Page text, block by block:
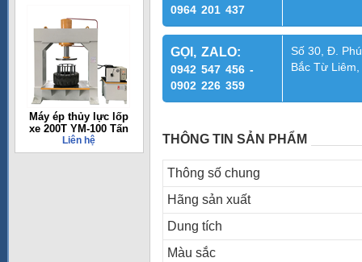
Máy ép thủy lực lốp
xe 200T YM-100 Tấn
Liên hệ
0964 201 437
GỌI, ZALO:
0942 547 456 -
0902 226 359
Số 30, Đ.
Bắc Từ
THÔNG TIN SẢN PHẨM
Thông số chung
Hãng sản xuất
Dung tích
Màu sắc